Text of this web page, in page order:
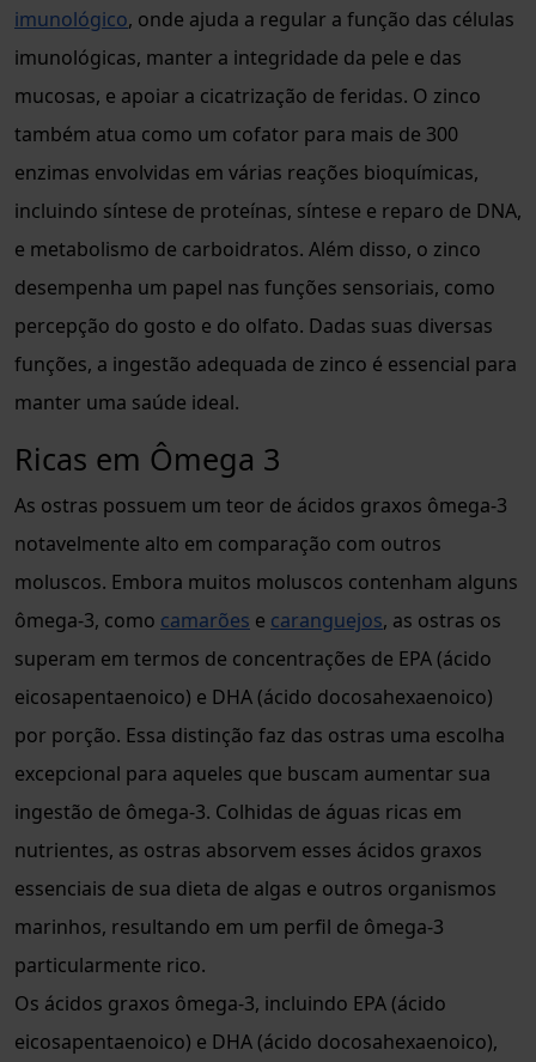
imunológico, onde ajuda a regular a função das células
imunológicas, manter a integridade da pele e das
mucosas, e apoiar a cicatrização de feridas. O zinco
também atua como um cofator para mais de 300
enzimas envolvidas em várias reações bioquímicas,
incluindo síntese de proteínas, síntese e reparo de DNA,
e metabolismo de carboidratos. Além disso, o zinco
desempenha um papel nas funções sensoriais, como
percepção do gosto e do olfato. Dadas suas diversas
funções, a ingestão adequada de zinco é essencial para
manter uma saúde ideal.
Ricas em Ômega 3
As ostras possuem um teor de ácidos graxos ômega-3
notavelmente alto em comparação com outros
moluscos. Embora muitos moluscos contenham alguns
ômega-3, como camarões e caranguejos, as ostras os
superam em termos de concentrações de EPA (ácido
eicosapentaenoico) e DHA (ácido docosahexaenoico)
por porção. Essa distinção faz das ostras uma escolha
excepcional para aqueles que buscam aumentar sua
ingestão de ômega-3. Colhidas de águas ricas em
nutrientes, as ostras absorvem esses ácidos graxos
essenciais de sua dieta de algas e outros organismos
marinhos, resultando em um perfil de ômega-3
particularmente rico.
Os ácidos graxos ômega-3, incluindo EPA (ácido
eicosapentaenoico) e DHA (ácido docosahexaenoico),